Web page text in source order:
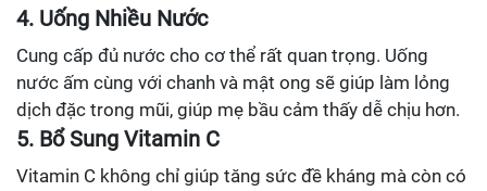
4. Uống Nhiều Nước
Cung cấp đủ nước cho cơ thể rất quan trọng. Uống
nước ấm cùng với chanh và mật ong sẽ giúp làm lỏng
dịch đặc trong mũi, giúp mẹ bầu cảm thấy dễ chịu hơn.
5. Bổ Sung Vitamin C
Vitamin C không chỉ giúp tăng sức đề kháng mà còn có